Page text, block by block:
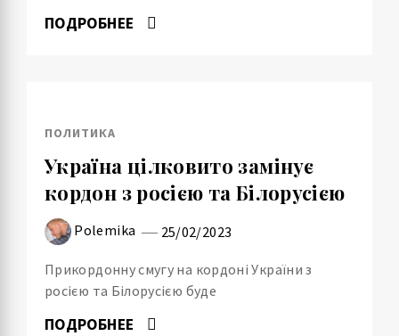
ПОДРОБНЕЕ
ПОЛИТИКА
Україна цілковито замінує
кордон з росією та Білорусією
Polemika 25/02/2023
Прикордонну смугу на кордоні України з
росією та Білорусією буде
ПОДРОБНЕЕ